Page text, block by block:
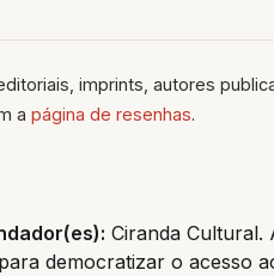
imprints, autores
a página de resenhas.
Ciranda Cultural.
democratizar o acesso